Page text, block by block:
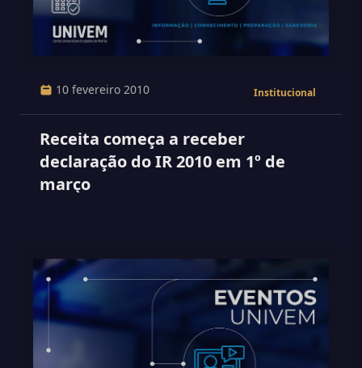
10 fevereiro 2010 Institucional
Receita começa a receber
declaração do IR 2010 em 1º de
março